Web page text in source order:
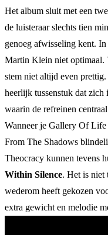
Het album sluit met een
de luisteraar slechts tien
genoeg afwisseling kent.
Martin Klein niet optimaal.
stem niet altijd even
heerlijk tussenstuk dat zich
waarin de refreinen centraal
Wanneer je Gallery Of
From The Shadows
Theocracy kunnen tevens
Within Silence. Het is niet
wederom heeft gekozen
extra gewicht en melodie